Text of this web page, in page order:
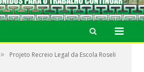
»
Projeto Recreio Legal da Escola Roseli